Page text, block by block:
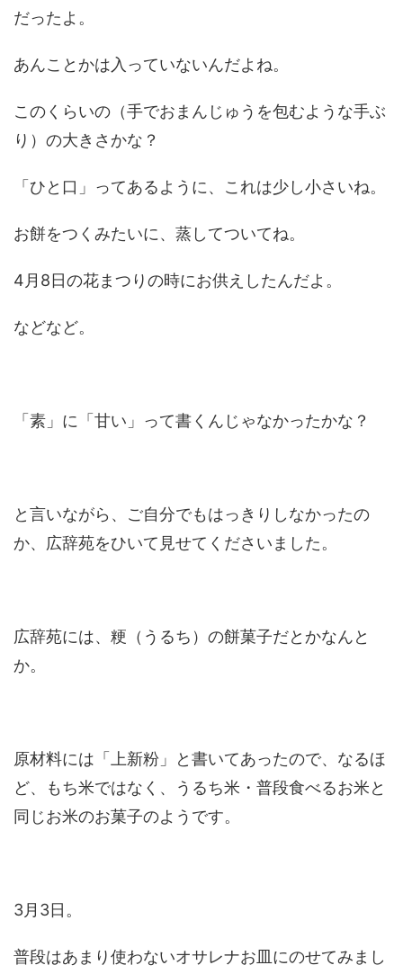
だったよ。
あんことかは入っていないんだよね。
このくらいの（手でおまんじゅうを包むような手ぶ
り）の大きさかな？
「ひと口」ってあるように、これは少し小さいね。
お餅をつくみたいに、蒸してついてね。
4月8日の花まつりの時にお供えしたんだよ。
などなど。
「素」に「甘い」って書くんじゃなかったかな？
と言いながら、ご自分でもはっきりしなかったの
か、広辞苑をひいて見せてくださいました。
広辞苑には、粳（うるち）の餅菓子だとかなんと
か。
原材料には「上新粉」と書いてあったので、なるほ
ど、もち米ではなく、うるち米・普段食べるお米と
同じお米のお菓子のようです。
3月3日。
普段はあまり使わないオサレナお皿にのせてみまし